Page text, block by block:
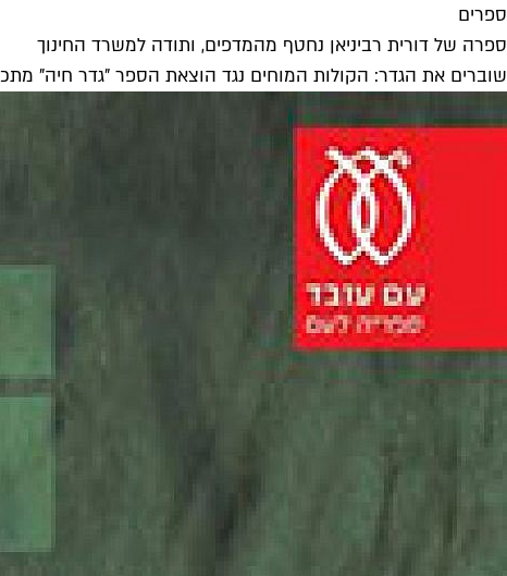
ספרים
ספרה של דורית רביניאן נחטף מהמדפים, ותודה למשרד החינוך
שוברים את הגדר: הקולות המוחים נגד הוצאת הספר "גדר חיה"